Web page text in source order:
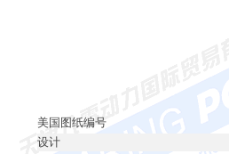
美国图纸编号
设计